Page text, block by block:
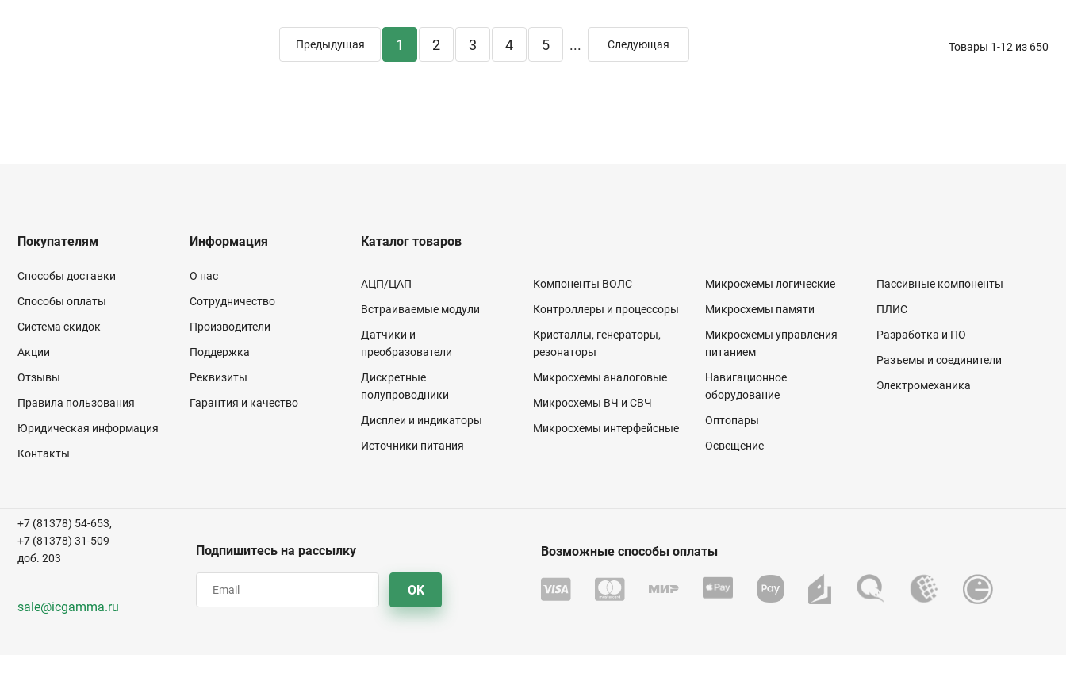
Предыдущая 1 2 3 4 5 ... Следующая Товары 1-12 из 650
Покупателям
Способы доставки
Способы оплаты
Система скидок
Акции
Отзывы
Правила пользования
Юридическая информация
Контакты
Информация
О нас
Сотрудничество
Производители
Поддержка
Реквизиты
Гарантия и качество
Каталог товаров
АЦП/ЦАП
Встраиваемые модули
Датчики и
преобразователи
Дискретные
полупроводники
Дисплеи и индикаторы
Источники питания
Компоненты ВОЛС
Контроллеры и процессоры
Кристаллы, генераторы,
резонаторы
Микросхемы аналоговые
Микросхемы ВЧ и СВЧ
Микросхемы интерфейсные
Микросхемы логические
Микросхемы памяти
Микросхемы управления
питанием
Навигационное
оборудование
Оптопары
Освещение
Пассивные компоненты
ПЛИС
Разработка и ПО
Разъемы и соединители
Электромеханика
Подпишитесь на рассылку
OK
+7 (81378) 54-653,
+7 (81378) 31-509
доб. 203
sale@icgamma.ru
Возможные способы оплаты